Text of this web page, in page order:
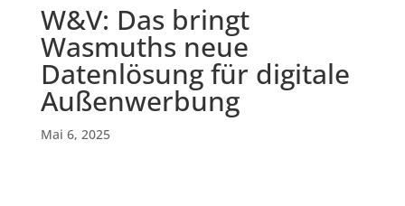
W&V: Das bringt
Wasmuths neue
Datenlösung für digitale
Außenwerbung
Mai 6, 2025